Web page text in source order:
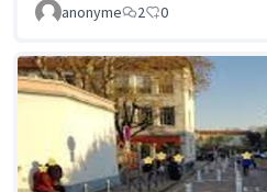
anonyme
2 0